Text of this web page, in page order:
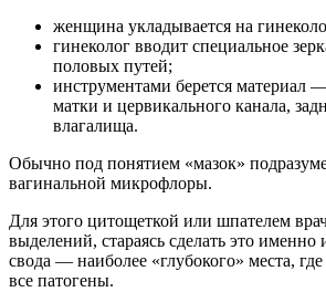
женщина укладывается на
гинеколог вводит специальное
половых путей;
инструментами берется материал
матки и цервикального канала,
влагалища.
Обычно под понятием «мазок»
вагинальной микрофлоры.
Для этого цитощеткой или шпателем
выделений, стараясь сделать это именно
свода — наиболее «глубокого» места,
все патогены.